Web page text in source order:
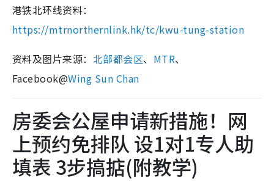
港铁北环线资料：
https://mtrnorthernlink.hk/tc/kwu-tung-station
资料及图片来源： 北部都会区、 MTR、
Facebook@Wing Sun Chan
房委会公屋申请新措施！网
上预约免排队 设1对1专人助
填表 3步搞掂(附教学)